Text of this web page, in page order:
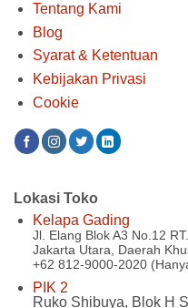
Tentang Kami
Blog
Syarat & Ketentuan
Kebijakan Privasi
Cookie
Lokasi Toko
Kelapa Gading
Jl. Elang Blok A3 No.12
Jakarta Utara, Daerah
+62 812-9000-2020
PIK 2
Ruko Shibuya, Blok H